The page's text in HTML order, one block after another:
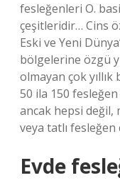
fesleğenleri O.
çeşitleridir… Cins
Eski ve Yeni
bölgelerine özgü
olmayan çok
50 ila 150
ancak hepsi değil,
veya tatlı
Evde